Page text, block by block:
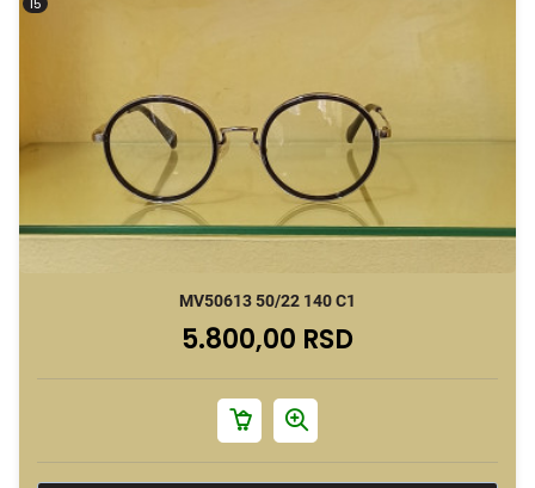
MV50613 50/22 140 C1
5.800,00 RSD